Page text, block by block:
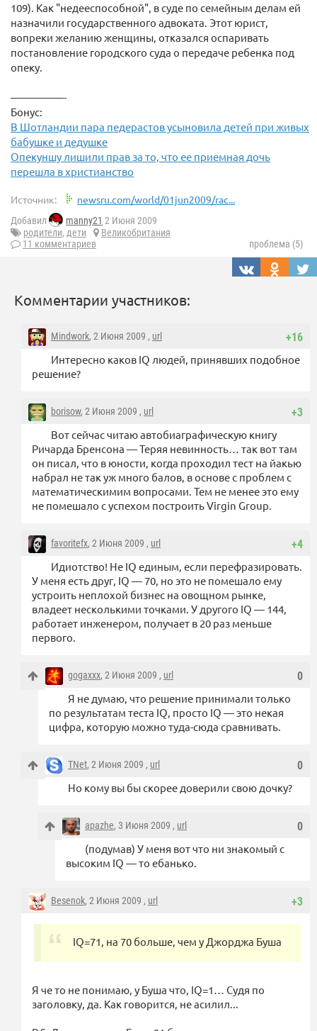
109). Как "недееспособной", в суде по семейным делам ей
назначили государственного адвоката. Этот юрист,
вопреки желанию женщины, отказался оспаривать
постановление городского суда о передаче ребенка под
опеку.
—————-
Бонус:
В Шотландии пара педерастов усыновила детей при живых
бабушке и дедушке
Опекуншу лишили прав за то, что ее приемная дочь
перешла в христианство
Источник: newsru.com/world/01jun2009/rac...
Добавил manny21 2 Июня 2009
родители, дети
Великобритания
11 комментариев
проблема (5)
Комментарии участников:
+16
Mindwork, 2 Июня 2009 , url
Интересно каков IQ людей, принявших подобное
решение?
+3
borisow, 2 Июня 2009 , url
Вот сейчас читаю автобиаграфическую книгу
Ричарда Бренсона — Теряя невинность… так вот там
он писал, что в юности, когда проходил тест на йакью
набрал не так уж много балов, в основе с проблем с
математическимим вопросами. Тем не менeе это ему
не помешало с успехом построить Virgin Group.
+4
favoritefx, 2 Июня 2009 , url
Идиотство! Не IQ единым, если перефразировать.
У меня есть друг, IQ — 70, но это не помешало ему
устроить неплохой бизнес на овощном рынке,
владеет несколькими точками. У другого IQ — 144,
работает инженером, получает в 20 раз меньше
первого.
0
gogaxxx, 2 Июня 2009 , url
Я не думаю, что решение принимали только
по результатам теста IQ, просто IQ — это некая
цифра, которую можно туда-сюда сравнивать.
0
TNet, 2 Июня 2009 , url
Но кому вы бы скорее доверили свою дочку?
0
apazhe, 3 Июня 2009 , url
(подумав) У меня вот что ни знакомый с
высоким IQ — то ебанько.
+3
Besenok, 2 Июня 2009 , url
IQ=71, на 70 больше, чем у Джорджа Буша
Я че то не понимаю, у Буша что, IQ=1… Судя по
заголовку, да. Как говорится, не асилил...